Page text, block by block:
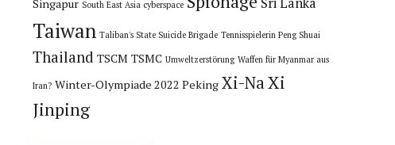
Singapur South East Asia cyberspace
Taiwan Taliban's State Suicide Brigade Tennisspielerin Peng Shuai
Thailand TSCM TSMC Umweltzerstörung Waffen für Myanmar aus
Iran? Winter-Olympiade 2022 Peking Xi-NaXi
Jinping